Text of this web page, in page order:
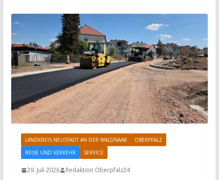
LANDKREIS NEUSTADT AN DER WALDNAAB
OBERPFALZ
REISE UND VERKEHR
SERVICE
29. Juli 2026 Redaktion Oberpfalz24